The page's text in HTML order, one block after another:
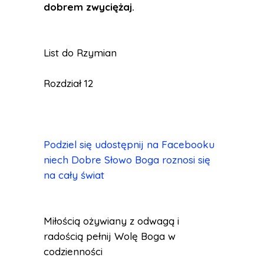
dobrem zwyciężaj.
List do Rzymian
Rozdział 12
Podziel się udostępnij na Facebooku
niech Dobre Słowo Boga roznosi się
na cały świat
Miłością ożywiany z odwagą i
radością pełnij Wolę Boga w
codzienności